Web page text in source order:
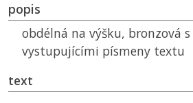
popis
obdélná na výšku, bronzová
vystupujícími písmeny textu
text